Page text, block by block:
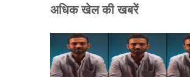
अधिक खेल की खबरें